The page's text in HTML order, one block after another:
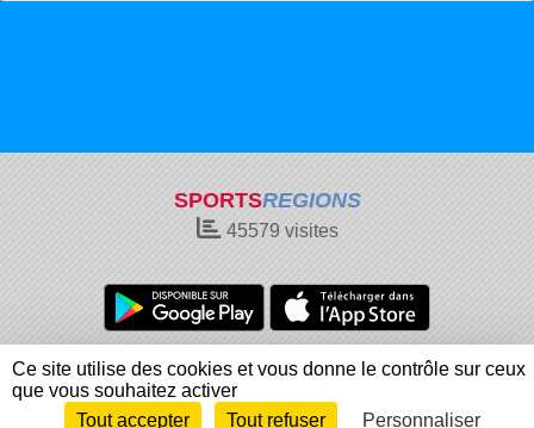
SPORTSREGIONS
45579 visites
Charte cookies
Gestion des cookies
Informations légales
Signaler un contenu inapproprié
Envie de participer ?
Connexion
Ce site utilise des cookies et vous donne le contrôle sur ceux
que vous souhaitez activer
Tout accepter
Tout refuser Personnaliser